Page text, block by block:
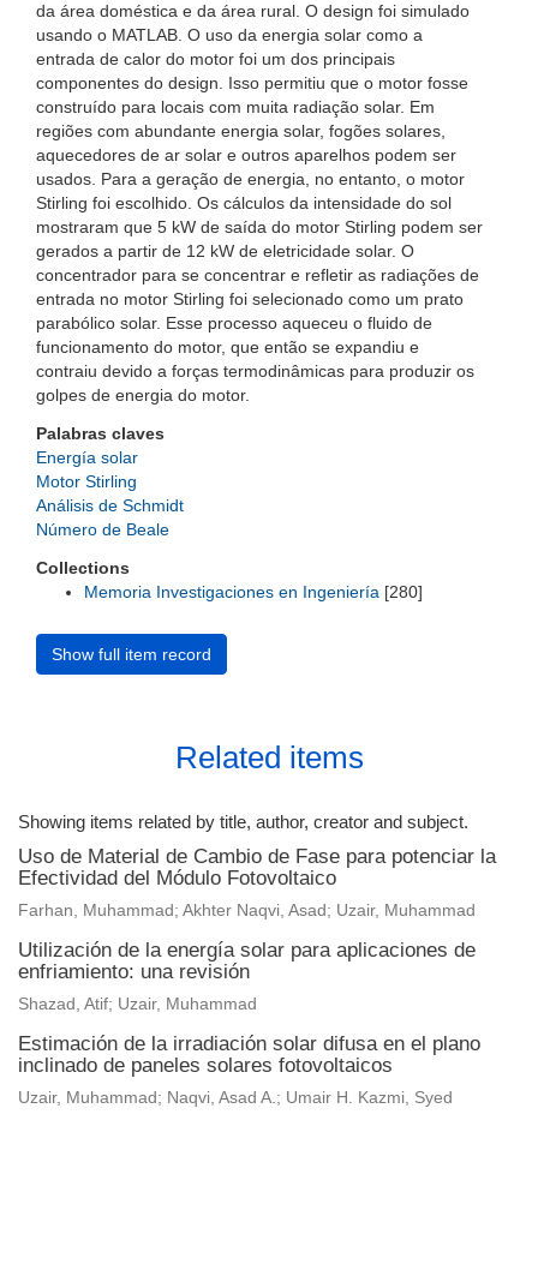
da área doméstica e da área rural. O design foi simulado
usando o MATLAB. O uso da energia solar como a
entrada de calor do motor foi um dos principais
componentes do design. Isso permitiu que o motor fosse
construído para locais com muita radiação solar. Em
regiões com abundante energia solar, fogões solares,
aquecedores de ar solar e outros aparelhos podem ser
usados. Para a geração de energia, no entanto, o motor
Stirling foi escolhido. Os cálculos da intensidade do sol
mostraram que 5 kW de saída do motor Stirling podem ser
gerados a partir de 12 kW de eletricidade solar. O
concentrador para se concentrar e refletir as radiações de
entrada no motor Stirling foi selecionado como um prato
parabólico solar. Esse processo aqueceu o fluido de
funcionamento do motor, que então se expandiu e
contraiu devido a forças termodinâmicas para produzir os
golpes de energia do motor.
Palabras claves
Energía solar
Motor Stirling
Análisis de Schmidt
Número de Beale
Collections
Memoria Investigaciones en Ingeniería [280]
Show full item record
Related items
Showing items related by title, author, creator and subject.
Uso de Material de Cambio de Fase para potenciar la
Efectividad del Módulo Fotovoltaico
Farhan, Muhammad; Akhter Naqvi, Asad; Uzair, Muhammad
Utilización de la energía solar para aplicaciones de
enfriamiento: una revisión
Shazad, Atif; Uzair, Muhammad
Estimación de la irradiación solar difusa en el plano
inclinado de paneles solares fotovoltaicos
Uzair, Muhammad; Naqvi, Asad A.; Umair H. Kazmi, Syed